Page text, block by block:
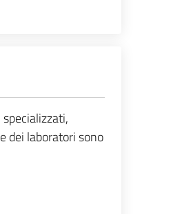
dei laboratori sono